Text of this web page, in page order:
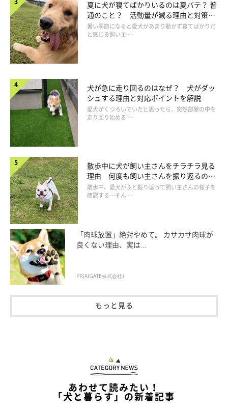
③親族や友人に預ける
上記した2つと比べると、親族や知人に預けるのは飼い主さん的
には安心かもしれません。ただし、いくら気心の知れた関係であ
っても、命を預けることには違いありません。なるべく犬の扱い
に慣れている人や、愛犬が慣れている人に預けるようにしましょ
う。また、少なからず他人の犬を預かるということは、相手にと
っても負担になりますので、しっかりと考えてからお願いするよ
夏に犬が寝てばかりいるのは夏バテ？ 普
通のこと？ 活動量が減る理由と対策と
は
暑い季節になると愛犬があまり動かず寝てばかりだ
と感じる飼い主 …
犬が急に走り回るのはなぜ？ 犬がダッ
シュする理由と対応ポイントを解説
愛犬がくつろいでいたと思ったら、突然部屋の中を
走り回り始める …
散歩中に犬が飼い主さんをチラチラ見る
理由 何度も飼い主さんを振り返るのは
なぜ？
散歩中、愛犬がふと振り返って飼い主さんの様子を
確認する…そん …
「肉球放置」絶対やめて。 カサカサ肉球が
良くない理由、実は...
PR(AIGATE株式会社)
もっと見る
あわせて読みたい！
「犬と暮らす」の新着記事